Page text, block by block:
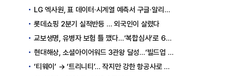
LG 엑사원, 표 데이터·시계열 예측서 구글·알리바바 제쳤다
롯데쇼핑 2분기 실적반등 … 외국인이 살렸다
교보생명, 유병자 보험 틀 깼다…‘복합심사’로 6개월 독점권 획득
현대해상, 소셜아이어워드 3관왕 달성…‘빌드업 육아’ 소통 결실
‘티웨이’ → ‘트리니티’… 작지만 강한 항공사로 승부